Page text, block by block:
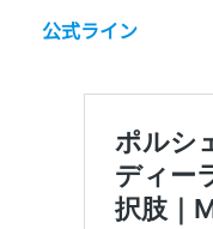
公式ライン